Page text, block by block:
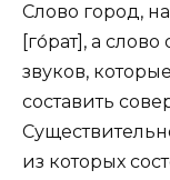
Слово город,
[го́рат], а
звуков,
составить
из которых